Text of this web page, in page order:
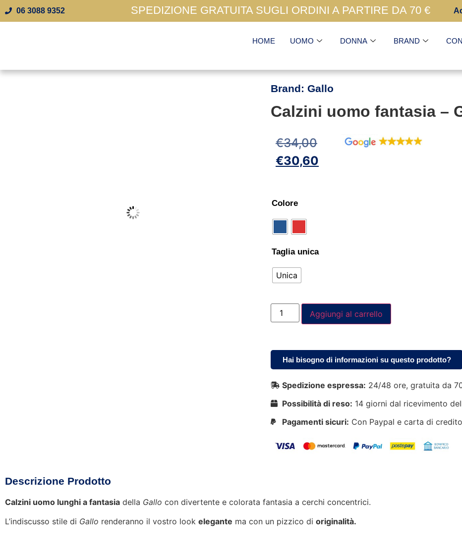
06 3088 9352 SPEDIZIONE GRATUITA SUGLI ORDINI A PARTIRE DA 70 €
HOME UOMO DONNA BRAND
Brand: Gallo
Calzini uomo fantasia –
€34,00
€30,60
Colore
Taglia unica
Unica
Aggiungi al carrello
Hai bisogno di informazioni su questo prodotto?
Spedizione espressa: 24/48 ore, gratuita da
Possibilità di reso: 14 giorni dal ricevimento
Pagamenti sicuri: Con Paypal e carta di
Descrizione Prodotto
Calzini uomo lunghi a fantasia della Gallo con divertente e colorata fantasia a cerchi concentrici.
L’indiscusso stile di Gallo renderanno il vostro look elegante ma con un pizzico di originalità.